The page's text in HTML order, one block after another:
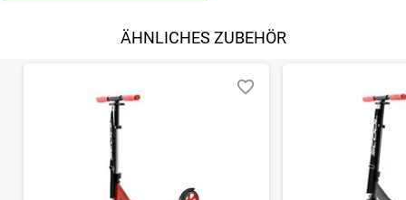
ÄHNLICHES ZUBEHÖR